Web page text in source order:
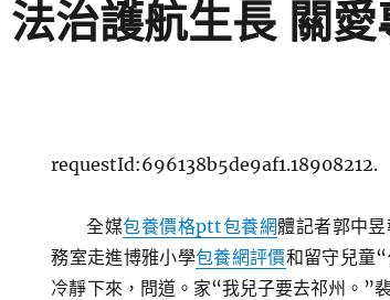
治護航生長 關
requestId:696138b5de9af1.18908212.
全媒包養價格ptt包養網體記者郭中
務室走進博雅小學包養網評價和留守兒童
冷靜下來，問道。家“我兒子要去祁州。”